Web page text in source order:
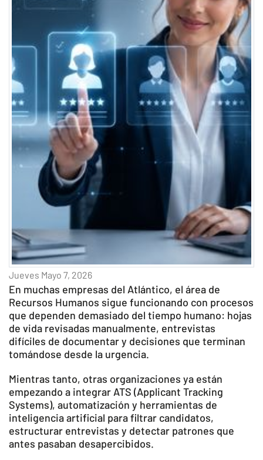
Jueves Mayo 7, 2026
En muchas empresas del Atlántico, el área de
Recursos Humanos sigue funcionando con procesos
que dependen demasiado del tiempo humano: hojas
de vida revisadas manualmente, entrevistas
difíciles de documentar y decisiones que terminan
tomándose desde la urgencia.
Mientras tanto, otras organizaciones ya están
empezando a integrar ATS (Applicant Tracking
Systems), automatización y herramientas de
inteligencia artificial para filtrar candidatos,
estructurar entrevistas y detectar patrones que
antes pasaban desapercibidos.